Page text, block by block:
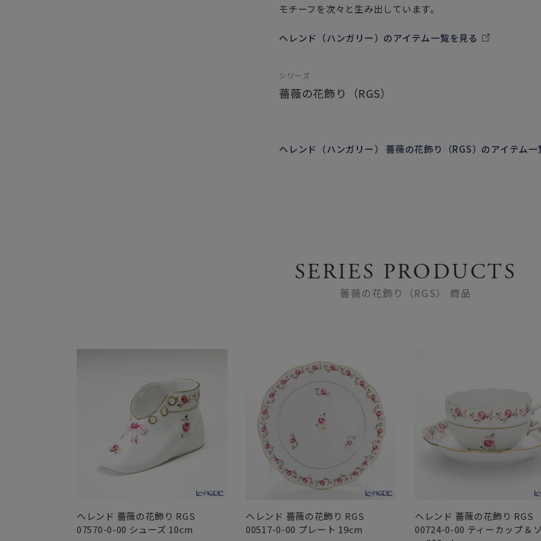
モチーフを次々と生み出しています。
ヘレンド（ハンガリー）のアイテム一覧を見る
シリーズ
薔薇の花飾り（RGS）
ヘレンド（ハンガリー） 薔薇の花飾り（RGS）のアイテム
SERIES PRODUCTS
薔薇の花飾り（RGS） 商品
ヘレンド 薔薇の花飾り RGS
07570-0-00 シューズ 10cm
ヘレンド 薔薇の花飾り RGS
00517-0-00 プレート 19cm
ヘレンド 薔薇の花飾り RGS
00724-0-00 ティーカップ＆